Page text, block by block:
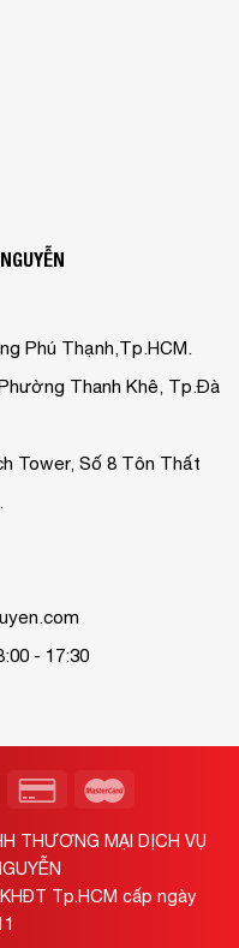
Phú Thạnh,Tp.HCM.
Thanh Khê, Tp.Đà
Tower, Số 8 Tôn Thất
- 17:30
THƯƠNG MẠI DỊCH VỤ
Tp.HCM cấp ngày